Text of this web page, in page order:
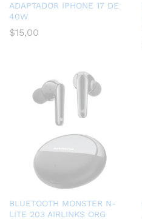
ADAPTADOR IPHONE 17 DE
40W
$15,00
BLUETOOTH MONSTER N-
LITE 203 AIRLINKS ORG